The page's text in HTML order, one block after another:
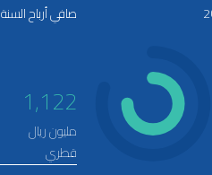
صافي أرباح السنة 2024
1,122
مليون ريال
قطري